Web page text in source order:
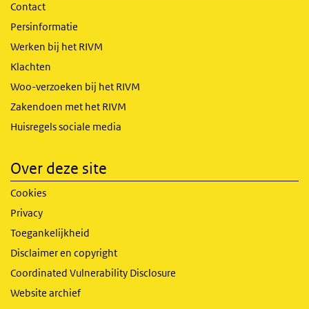
Contact
Persinformatie
Werken bij het RIVM
Klachten
Woo-verzoeken bij het RIVM
Zakendoen met het RIVM
Huisregels sociale media
Over deze site
Cookies
Privacy
Toegankelijkheid
Disclaimer en copyright
Coordinated Vulnerability Disclosure
Website archief